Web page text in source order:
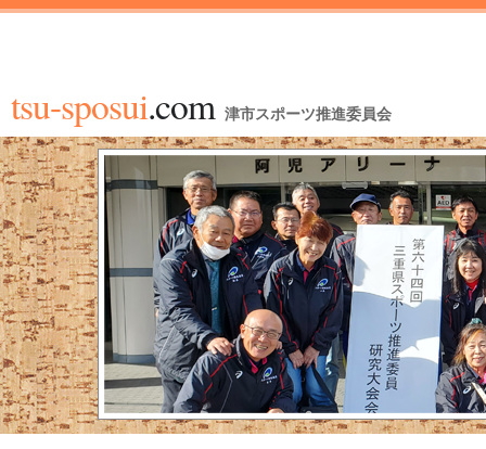
tsu-sposui.com 津市スポーツ推進委員会